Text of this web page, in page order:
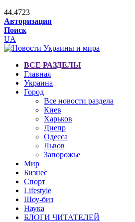
44.4723
Авторизация
Поиск
UA
ВСЕ РАЗДЕЛЫ
Главная
Украина
Город
Все новости раздела
Киев
Харьков
Днепр
Одесса
Львов
Запорожье
Мир
Бизнес
Спорт
Lifestyle
Шоу-биз
Наука
БЛОГИ ЧИТАТЕЛЕЙ